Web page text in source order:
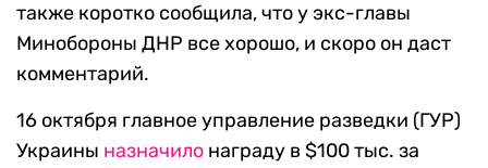
также коротко сообщила, что у экс-главы
Минобороны ДНР все хорошо, и скоро он даст
комментарий.
16 октября главное управление разведки (ГУР)
Украины назначило награду в $100 тыс. за